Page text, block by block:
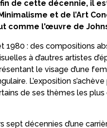
de cette décennie, il
et de l’Art
comme l'œuvre de
: des compositions
à d’autres artistes
le visage d’une
L’exposition
de ses thèmes les
sept décennies d’une